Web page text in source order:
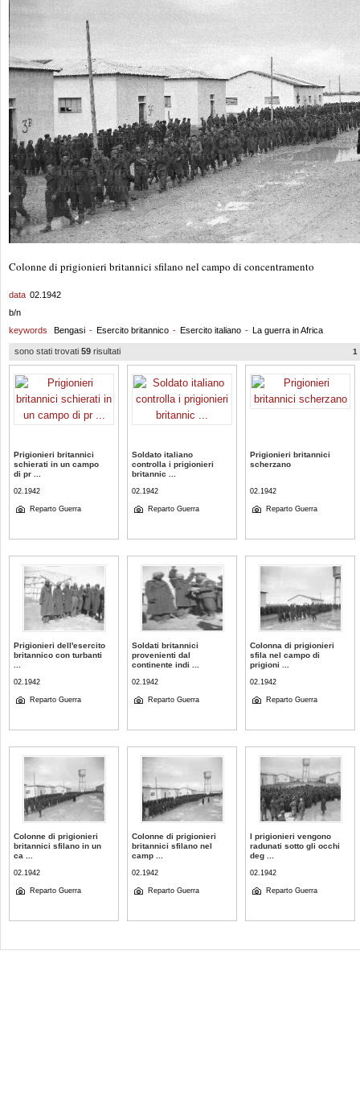
Colonne di prigionieri britannici sfilano nel campo di concentramento
data 02.1942
b/n
keywords
Bengasi - Esercito britannico - Esercito italiano - La guerra in Africa
sono stati trovati 59 risultati 1
Prigionieri britannici
schierati in un campo
di pr ...
02.1942
Reparto Guerra
Soldato italiano
controlla i prigionieri
britannic ...
02.1942
Reparto Guerra
Prigionieri britannici
scherzano
02.1942
Reparto Guerra
Prigionieri dell'esercito
britannico con turbanti
02.1942
Reparto Guerra
Soldati britannici
provenienti dal
continente indi ...
02.1942
Reparto Guerra
Colonna di prigionieri
sfila nel campo di
prigioni ...
02.1942
Reparto Guerra
Colonne di prigionieri
britannici sfilano in un
ca ...
02.1942
Reparto Guerra
Colonne di prigionieri
britannici sfilano nel
camp ...
02.1942
Reparto Guerra
I prigionieri vengono
radunati sotto gli occhi
deg ...
02.1942
Reparto Guerra